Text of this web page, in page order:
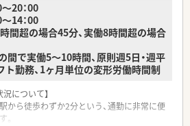
20：00
：00
超の場合45分、実働8時間超の場合
で実働5～10時間、原則週5日・週平
ト勤務、1ヶ月単位の変形労働時間制
について】
から徒歩わずか2分という、通勤に非常に便